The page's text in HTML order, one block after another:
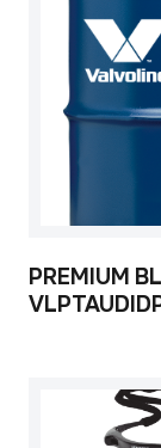
PREMIUM